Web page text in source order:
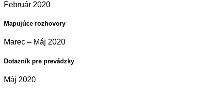
Február 2020
Mapujúce rozhovory
Marec – Máj 2020
Dotazník pre prevádzky
Máj 2020